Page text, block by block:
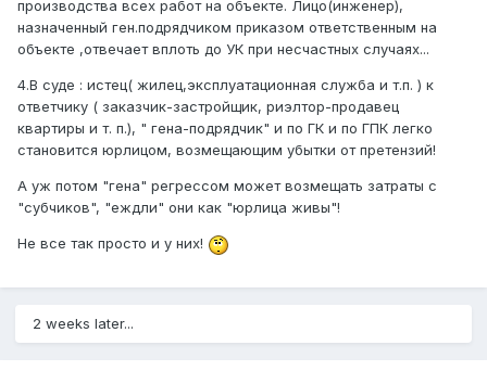
производства всех работ на объекте. Лицо(инженер),
назначенный ген.подрядчиком приказом ответственным на
объекте ,отвечает вплоть до УК при несчастных случаях...
4.В суде : истец( жилец,эксплуатационная служба и т.п. ) к
ответчику ( заказчик-застройщик, риэлтор-продавец
квартиры и т. п.), " гена-подрядчик" и по ГК и по ГПК легко
становится юрлицом, возмещающим убытки от претензий!
А уж потом "гена" регрессом может возмещать затраты с
"субчиков", "еждли" они как "юрлица живы"!
Не все так просто и у них!
2 weeks later...